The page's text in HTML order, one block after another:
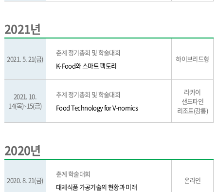
2021년
2021. 5. 21(금)
춘계 정기총회 및 학술대회
K-Food와 스마트 팩토리
하이브리드형
2021. 10.
14(목)~15(금)
추계 정기총회 및 학술대회
Food Technology for V-nomics
라카이
샌드파인
리조트(강릉)
2020년
2020. 8. 21(금)
춘계 학술대회
대체식품 가공기술의 현황과 미래
온라인